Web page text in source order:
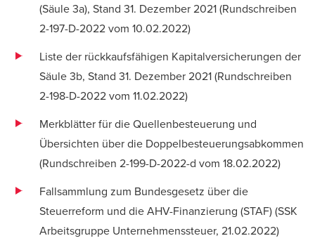
(Säule 3a), Stand 31. Dezember 2021 (Rundschreiben
2-197-D-2022 vom 10.02.2022)
Liste der rückkaufsfähigen Kapitalversicherungen der
Säule 3b, Stand 31. Dezember 2021 (Rundschreiben
2-198-D-2022 vom 11.02.2022)
Merkblätter für die Quellenbesteuerung und
Übersichten über die Doppelbesteuerungsabkommen
(Rundschreiben 2-199-D-2022-d vom 18.02.2022)
Fallsammlung zum Bundesgesetz über die
Steuerreform und die AHV-Finanzierung (STAF) (SSK
Arbeitsgruppe Unternehmenssteuer, 21.02.2022)